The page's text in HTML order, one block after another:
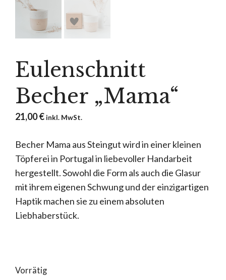
Eulenschnitt
Becher „Mama“
21,00€ inkl. MwSt.
Becher Mama aus Steingut wird in einer kleinen
Töpferei in Portugal in liebevoller Handarbeit
hergestellt. Sowohl die Form als auch die Glasur
mit ihrem eigenen Schwung und der einzigartigen
Haptik machen sie zu einem absoluten
Liebhaberstück.
Vorrätig